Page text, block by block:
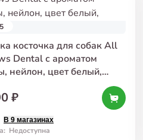
косточка для собак All
Dental с ароматом
нейлон, цвет белый,
₽
В 9 магазинах
: Недоступна